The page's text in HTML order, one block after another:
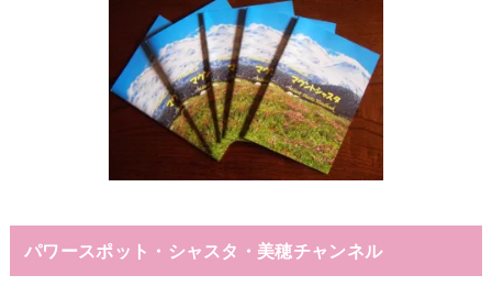
パワースポット・シャスタ・美穂チャンネル